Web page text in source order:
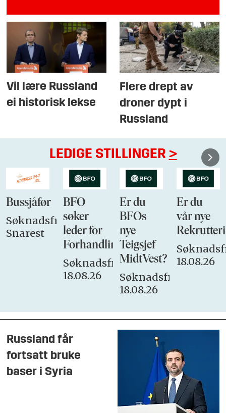
Vil lære Russland
ei historisk lekse
Flere drept av
droner dypt i
Russland
LEDIGE STILLINGER >
Bussjåfør
Søknadsfrist:
Snarest
BFO
søker
leder for
Forhandlingsutvalget
Søknadsfrist:
18.08.26
Er du
BFOs
nye
Teigsjef
MidtVest?
Søknadsfrist:
18.08.26
Er du
vår nye
18.08.26
Russland får
fortsatt bruke
baser i Syria